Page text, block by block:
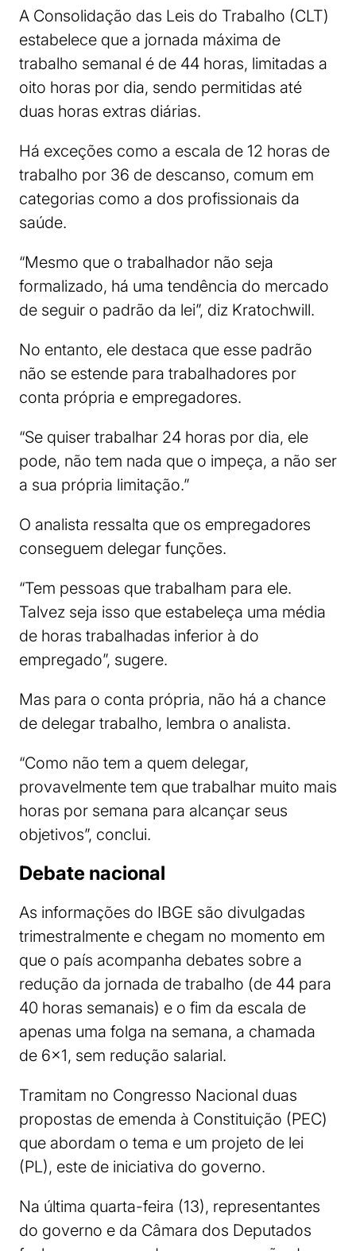
A Consolidação das Leis do Trabalho (CLT)
estabelece que a jornada máxima de
trabalho semanal é de 44 horas, limitadas a
oito horas por dia, sendo permitidas até
duas horas extras diárias.
Há exceções como a escala de 12 horas de
trabalho por 36 de descanso, comum em
categorias como a dos profissionais da
saúde.
“Mesmo que o trabalhador não seja
formalizado, há uma tendência do mercado
de seguir o padrão da lei”, diz Kratochwill.
No entanto, ele destaca que esse padrão
não se estende para trabalhadores por
conta própria e empregadores.
“Se quiser trabalhar 24 horas por dia, ele
pode, não tem nada que o impeça, a não ser
a sua própria limitação.”
O analista ressalta que os empregadores
conseguem delegar funções.
“Tem pessoas que trabalham para ele.
Talvez seja isso que estabeleça uma média
de horas trabalhadas inferior à do
empregado”, sugere.
Mas para o conta própria, não há a chance
de delegar trabalho, lembra o analista.
“Como não tem a quem delegar,
provavelmente tem que trabalhar muito mais
horas por semana para alcançar seus
objetivos”, conclui.
Debate nacional
As informações do IBGE são divulgadas
trimestralmente e chegam no momento em
que o país acompanha debates sobre a
redução da jornada de trabalho (de 44 para
40 horas semanais) e o fim da escala de
apenas uma folga na semana, a chamada
de 6×1, sem redução salarial.
Tramitam no Congresso Nacional duas
propostas de emenda à Constituição (PEC)
que abordam o tema e um projeto de lei
(PL), este de iniciativa do governo.
Na última quarta-feira (13), representantes
do governo e da Câmara dos Deputados